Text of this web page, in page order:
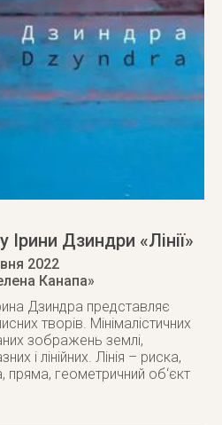
Дзиндри «Лінії»
2022
Канапа»
Дзиндра представляє
творів. Мінімалістичних
зображень землі,
і лінійних. Лінія – риска,
геометричний об‘єкт